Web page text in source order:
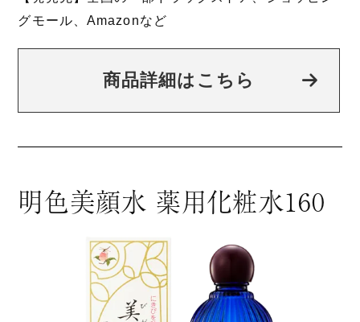
グモール、Amazonなど
商品詳細はこちら
明色美顔水 薬用化粧水160